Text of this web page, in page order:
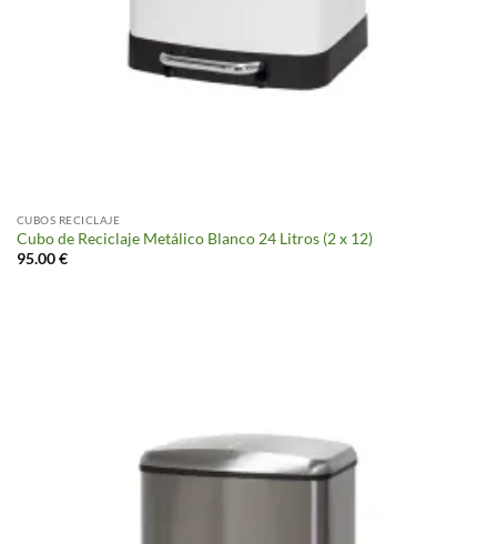
CUBOS RECICLAJE
Cubo de Reciclaje Metálico Blanco 24 Litros (2 x 12)
95.00€